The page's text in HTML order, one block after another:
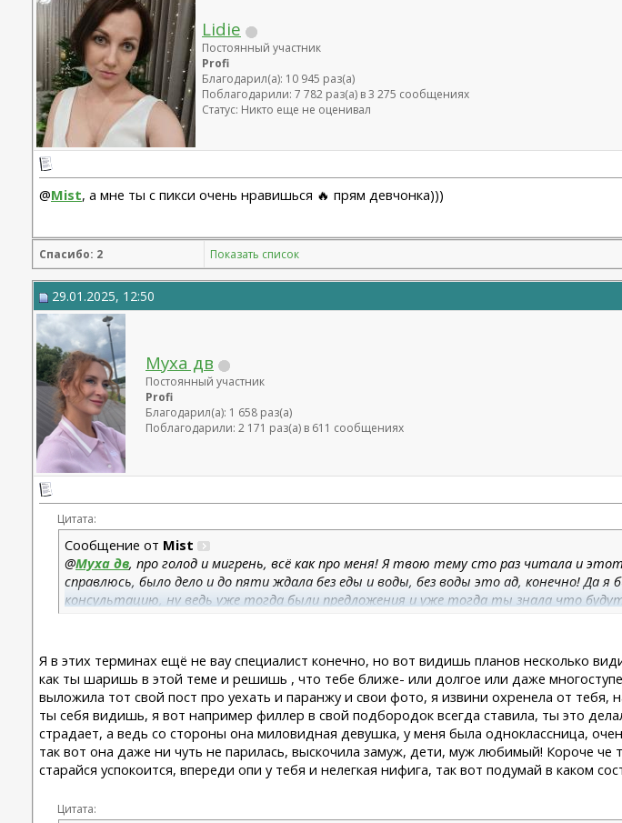
Lidie
Постоянный участник
Profi
Благодарил(а): 10 945 раз(а)
Поблагодарили: 7 782 раз(а) в 3 275 сообщениях
Статус: Никто еще не оценивал
@Mist, а мне ты с пикси очень нравишься 🔥 прям девчонка)))
Спасибо: 2 Показать список
29.01.2025, 12:50
Муха дв
Постоянный участник
Profi
Благодарил(а): 1 658 раз(а)
Поблагодарили: 2 171 раз(а) в 611 сообщениях
Цитата:
Сообщение от Mist
@Муха дв, про голод и мигрень, всё как про меня! Я твою тему сто раз читала и
справлюсь, было дело и до пяти ждала без еды и воды, без воды это ад, конечно!
консультацию, ну ведь уже тогда были предложения и уже тогда ты знала что
доверяю безоговорочно, только что именно будет супер? Пока ясно только то,
варианты: двухчелюстная остеотомия с предварительной операцией по
и работа с мягкими тканями для гармонизации этот вариант был в переписке до
четверне!!! Короче, я к чему, на что же мне настраиваться! Неопределённость
Я в этих терминах ещё не вау специалист конечно, но вот видишь планов несколько
как ты шаришь в этой теме и решишь , что тебе ближе- или долгое или даже
выложила тот свой пост про уехать и паранжу и свои фото, я извини охренела от тебя,
ты себя видишь, я вот например филлер в свой подбородок всегда ставила, ты это
страдает, а ведь со стороны она миловидная девушка, у меня была одноклассница,
так вот она даже ни чуть не парилась, выскочила замуж, дети, муж любимый! Короче че
старайся успокоится, впереди опи у тебя и нелегкая нифига, так вот подумай в каком
Цитата: